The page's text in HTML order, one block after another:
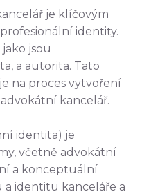
je klíčovým
identity.
jsou
a autorita. Tato
na proces vytvoření
kancelář.
identita) je
včetně advokátní
a konceptuální
identitu kanceláře a